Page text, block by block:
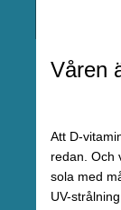
Våren
Att D-
redan. Och
sola med
UV-